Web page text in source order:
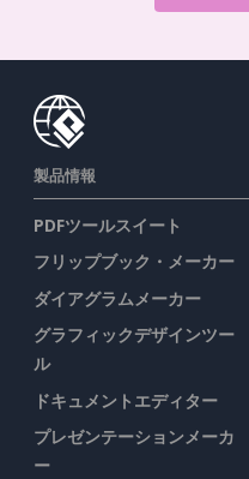
製品情報
PDFツールスイート
フリップブック・メーカー
ダイアグラムメーカー
グラフィックデザインツー
ル
ドキュメントエディター
プレゼンテーションメーカ
ー